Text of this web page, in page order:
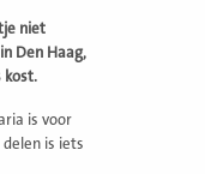
niet
Den Haag,
kost.
is voor
is iets